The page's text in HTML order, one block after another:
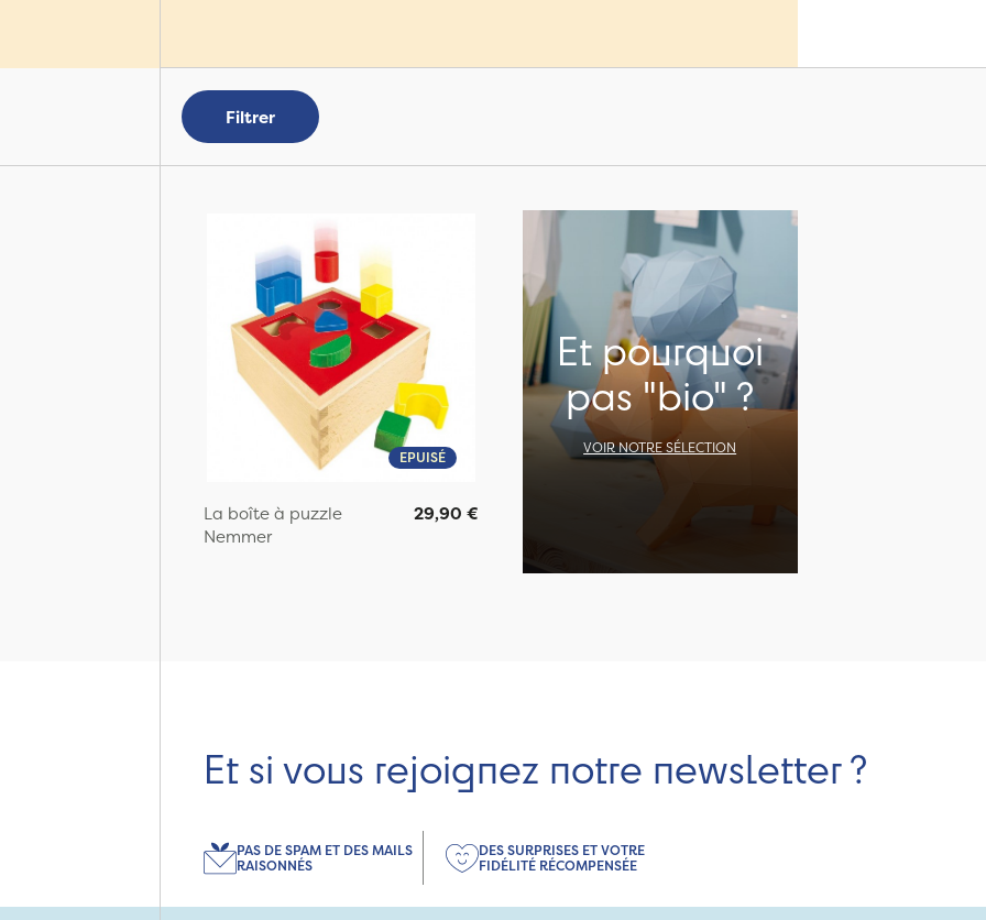
Pour les
Filtrer
EPUISÉ
La boîte à puzzle
Nemmer
29,90 €
Et pourquoi
pas "bio" ?
VOIR NOTRE SÉLECTION
Et si vous rejoignez notre newsletter ?
PAS DE SPAM ET DES MAILS
RAISONNÉS
DES SURPRISES ET VOTRE
FIDÉLITÉ RÉCOMPENSÉE